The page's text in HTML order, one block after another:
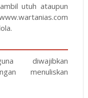
utuh ataupun
diwajibkan
menuliskan